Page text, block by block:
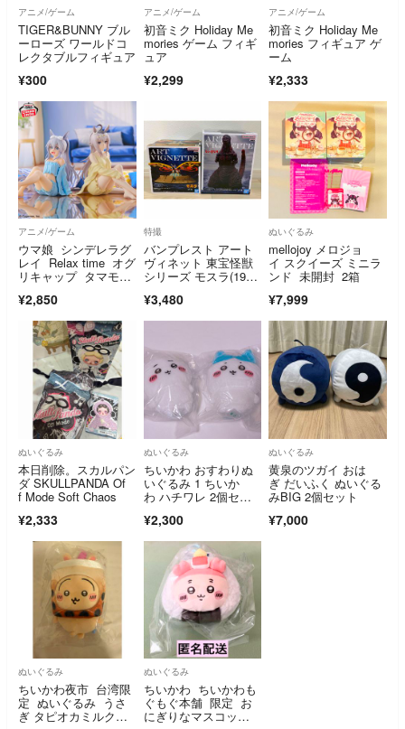
アニメ/ゲーム
TIGER&BUNNY ブル
ーローズ ワールドコ
レクタブルフィギュア
¥300
アニメ/ゲーム
初音ミク Holiday Me
mories ゲーム フィギ
ュア
¥2,299
アニメ/ゲーム
初音ミク Holiday Me
mories フィギュア ゲ
ーム
¥2,333
アニメ/ゲーム
ウマ娘 シンデレラグ
レイ Relax time オグ
リキャップ タマモク
¥2,850
特撮
バンプレスト アート
ヴィネット 東宝怪獣
シリーズ モスラ(199
16) 第4形態 2種セッ
ト
¥3,480
ぬいぐるみ
mellojoy メロジョ
イ スクイーズ ミニラ
ンド 未開封 2箱
¥7,999
ぬいぐるみ
本日削除。スカルパン
ダ SKULLPANDA Of
f Mode Soft Chaos
¥2,333
ぬいぐるみ
ちいかわ おすわりぬ
いぐるみ 1 ちいか
わ ハチワレ 2個セッ
¥2,300
ぬいぐるみ
黄泉のツガイ おは
ぎ だいふく ぬいぐる
みBIG 2個セット
¥7,000
ぬいぐるみ
ちいかわ夜市 台湾限
定 ぬいぐるみ うさ
ぎ タピオカミルクテ
ぬいぐるみ
ちいかわ ちいかわも
ぐもぐ本舗 限定 お
にぎりなマスコッ